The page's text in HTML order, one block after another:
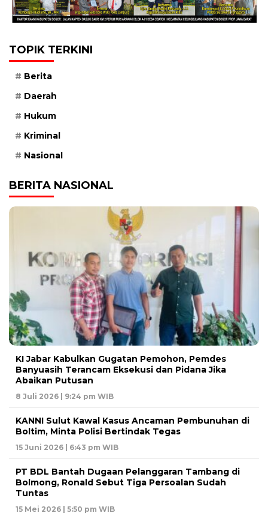
TOPIK TERKINI
Berita
Daerah
Hukum
Kriminal
Nasional
BERITA NASIONAL
KI Jabar Kabulkan Gugatan Pemohon, Pemdes
Banyuasih Terancam Eksekusi dan Pidana Jika
Abaikan Putusan
8 Juli 2026 | 9:24 pm WIB
KANNI Sulut Kawal Kasus Ancaman Pembunuhan di
Boltim, Minta Polisi Bertindak Tegas
15 Juni 2026 | 6:43 pm WIB
PT BDL Bantah Dugaan Pelanggaran Tambang di
Bolmong, Ronald Sebut Tiga Persoalan Sudah
Tuntas
15 Mei 2026 | 5:50 pm WIB